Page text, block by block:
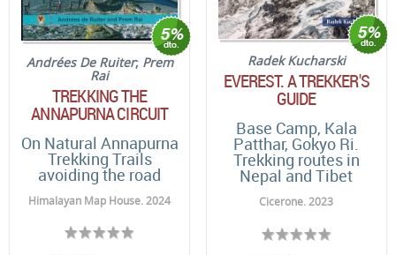
Andrées De Ruiter; Prem
Rai
TREKKING THE
ANNAPURNA CIRCUIT
On Natural Annapurna
Trekking Trails
avoiding the road
Himalayan Map House. 2024
Radek Kucharski
EVEREST. A TREKKER'S
GUIDE
Base Camp, Kala
Patthar, Gokyo Ri.
Trekking routes in
Nepal and Tibet
Cicerone. 2023